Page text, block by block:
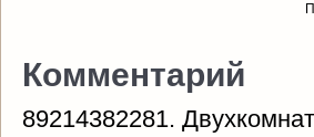
Комментарий
89214382281.